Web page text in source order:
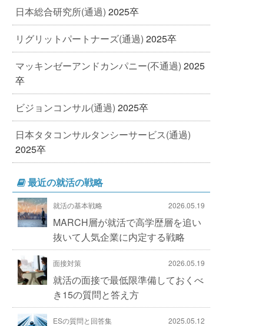
日本総合研究所(通過) 2025卒
リグリットパートナーズ(通過) 2025卒
マッキンゼーアンドカンパニー(不通過) 2025
卒
ビジョンコンサル(通過) 2025卒
日本タタコンサルタンシーサービス(通過)
2025卒
最近の就活の戦略
就活の基本戦略 2026.05.19
MARCH層が就活で高学歴層を追い
抜いて人気企業に内定する戦略
面接対策 2026.05.19
就活の面接で最低限準備しておくべ
き15の質問と答え方
ESの質問と回答集 2025.05.12